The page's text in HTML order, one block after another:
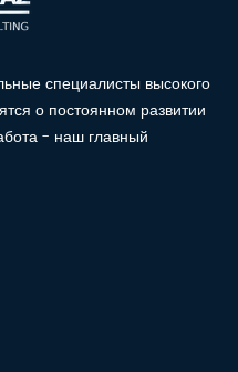
специалисты высокого
о постоянном развитии
- наш главный